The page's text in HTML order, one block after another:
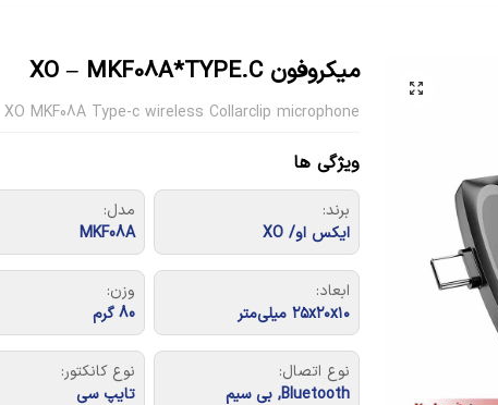
میکروفون XO – MKF08A*TYPE.C
XO MKF08A Type-c wireless Collarclip microphone
ویژگی ها
برند:
ایکس او/ XO
مدل:
MKF08A
ابعاد:
۲۵x۲۰x۱۰ میلی‌متر
وزن:
80 گرم
نوع اتصال:
Bluetooth, بی سیم
نوع کانکتور:
تایپ سی